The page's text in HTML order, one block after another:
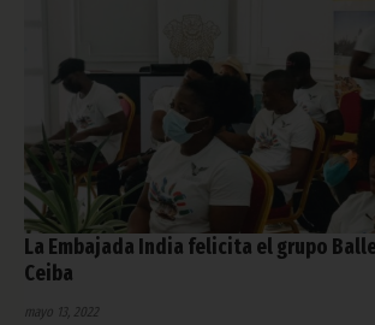
La Embajada India felicita el grupo
Ceiba
mayo 13, 2022